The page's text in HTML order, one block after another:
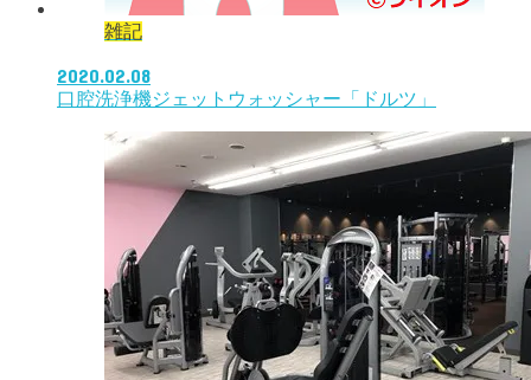
雑記
2020.02.08
口腔洗浄機ジェットウォッシャー「ドルツ」